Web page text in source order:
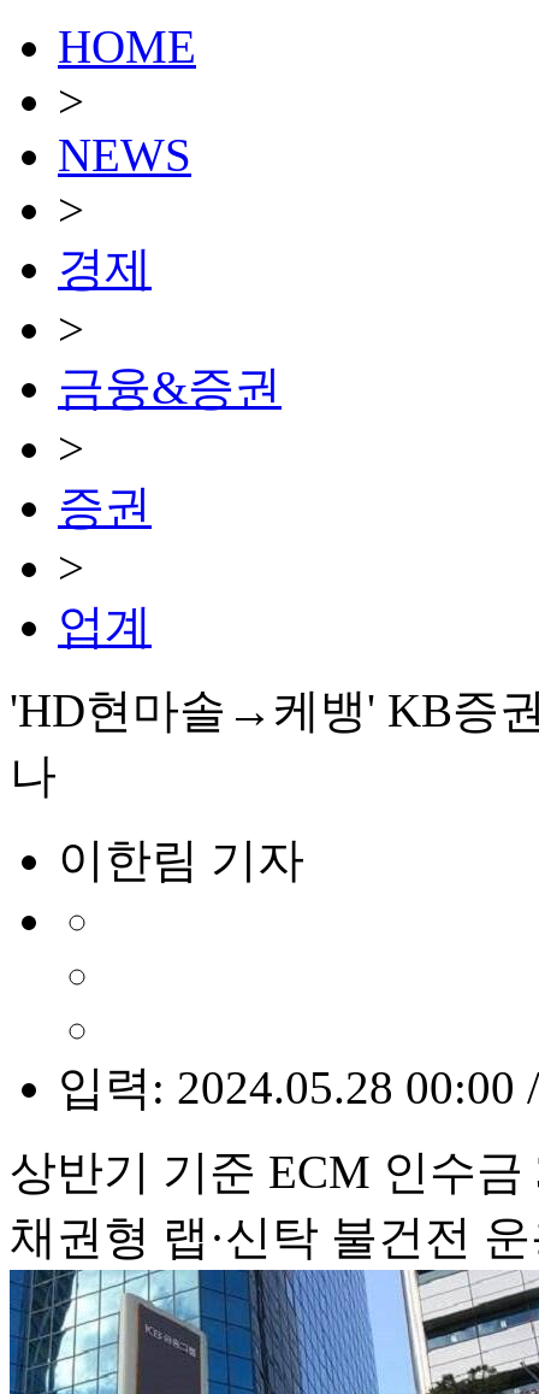
HOME
>
NEWS
>
경제
>
금융&증권
>
증권
>
업계
'HD현마솔→케뱅' KB증
나
이한림 기자
입력: 2024.05.28 00:00
상반기 기준 ECM 인수
채권형 랩·신탁 불건전